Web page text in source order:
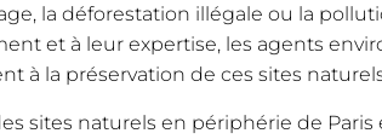
la déforestation illégale ou la
et à leur expertise, les agents
à la préservation de ces sites
sites naturels en périphérie de